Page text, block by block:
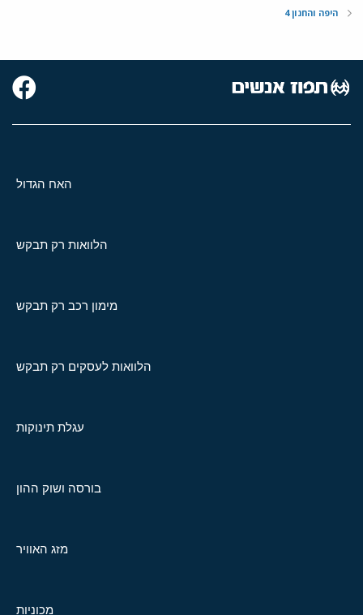
היפה והחנון 4
האח הגדול
הלוואות רק תבקש
מימון רכב רק תבקש
הלוואות לעסקים רק תבקש
עגלת תינוקות
בורסה ושוק ההון
מזג האוויר
מכוניות